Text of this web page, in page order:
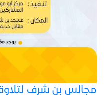
مجالس بن شرف لتلاوة